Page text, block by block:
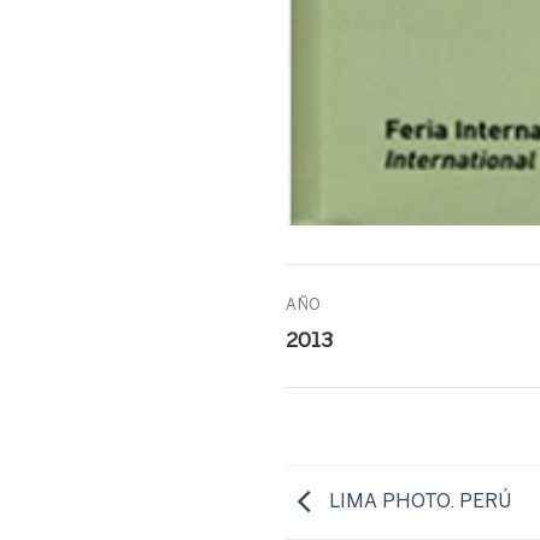
AÑO
2013
LIMA PHOTO. PERÚ